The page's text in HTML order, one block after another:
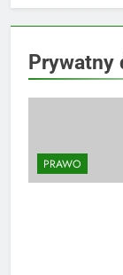
Prywatny
PRAWO